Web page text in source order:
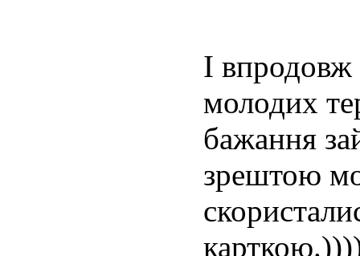
І впродовж
молодих
бажання
зрештою